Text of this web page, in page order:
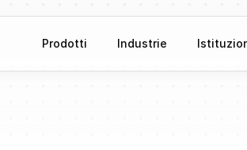
Prodotti Industrie